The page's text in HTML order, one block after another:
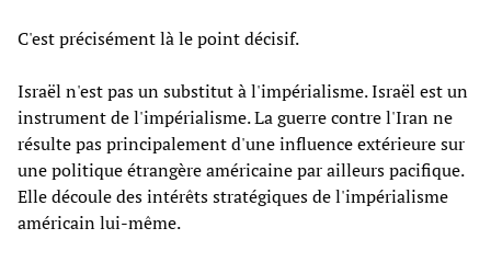
C'est précisément là le point décisif.
Israël n'est pas un substitut à l'impérialisme. Israël est un
instrument de l'impérialisme. La guerre contre l'Iran ne
résulte pas principalement d'une influence extérieure sur
une politique étrangère américaine par ailleurs pacifique.
Elle découle des intérêts stratégiques de l'impérialisme
américain lui-même.